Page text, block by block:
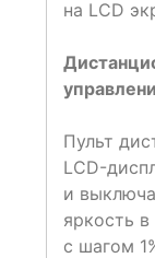
на LCD
Пульт
LCD-
и
яркость в
с шагом